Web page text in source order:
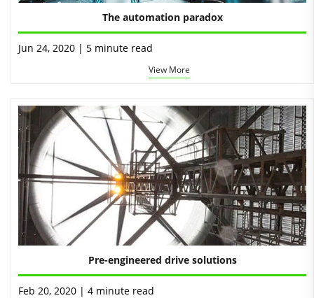
The automation paradox
Jun 24, 2020 | 5 minute read
View More
Pre-engineered drive solutions
Feb 20, 2020 | 4 minute read